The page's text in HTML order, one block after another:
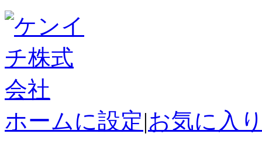
ホームに設定|お気に入